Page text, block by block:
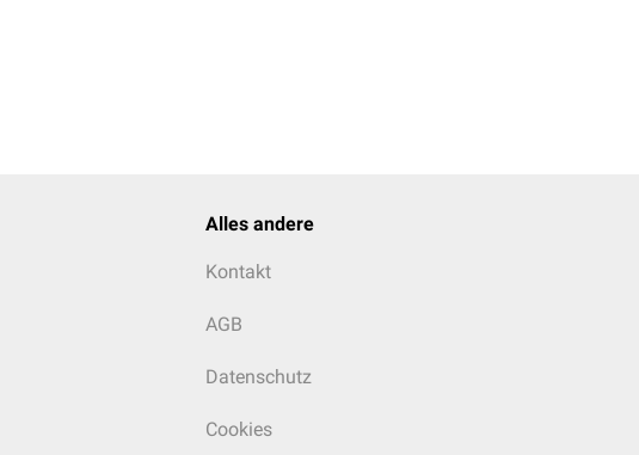
Alles andere
Kontakt
AGB
Datenschutz
Cookies